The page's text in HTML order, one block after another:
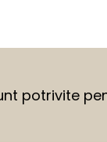
potrivite